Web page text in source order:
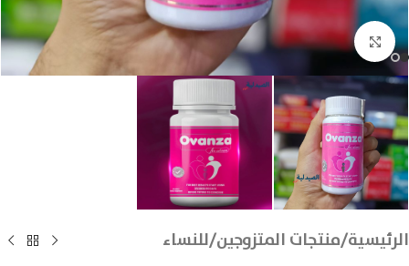
انقر للتكبير
الرئيسية/منتجات المتزوجين/للنساء